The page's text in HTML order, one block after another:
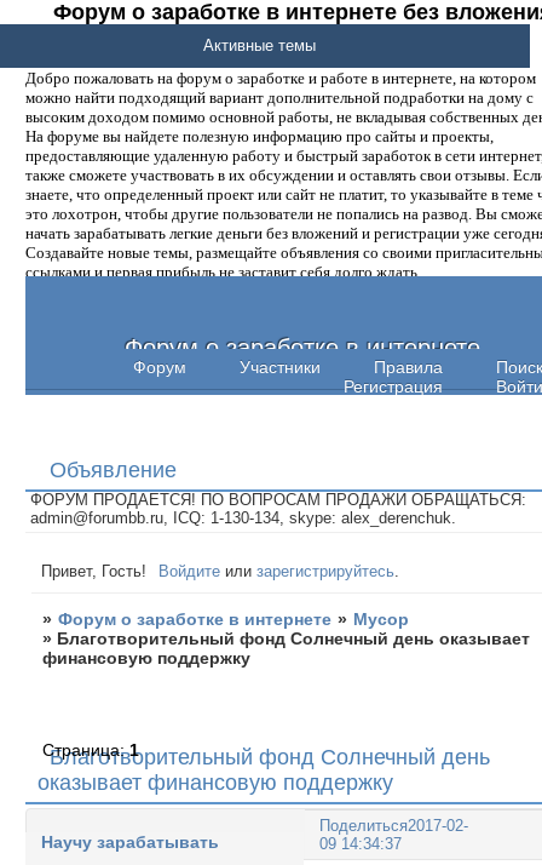
Форум о заработке в интернете без
денег.
Добро пожаловать на форум о заработке и работе в интернете, на котором
можно найти подходящий вариант дополнительной подработки на дому с
высоким доходом помимо основной работы, не вкладывая собственных
На форуме вы найдете полезную информацию про сайты и проекты,
предоставляющие удаленную работу и быстрый заработок в сети
также сможете участвовать в их обсуждении и оставлять свои отзывы.
знаете, что определенный проект или сайт не платит, то указывайте в теме
это лохотрон, чтобы другие пользователи не попались на развод. Вы
начать зарабатывать легкие деньги без вложений и регистрации уже
Создавайте новые темы, размещайте объявления со своими
ссылками и первая прибыль не заставит себя долго ждать.
Форум о заработке в интернете
Форум Участники Правила
Поиск
Регистрация
Войти
Активные темы
Объявление
ФОРУМ ПРОДАЕТСЯ! ПО ВОПРОСАМ ПРОДАЖИ ОБРАЩАТЬСЯ:
admin@forumbb.ru, ICQ: 1-130-134, skype: alex_derenchuk.
Привет, Гость! Войдите илизарегистрируйтесь
» Форум о заработке в интернете » Мусор
» Благотворительный фонд Солнечный день оказывает
финансовую поддержку
Благотворительный фонд Солнечный день
оказывает финансовую поддержку
Страница:1
Поделиться2017-02-
09 14:34:37
Научу зарабатывать